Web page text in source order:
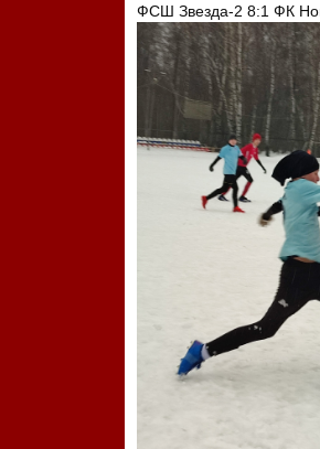
ФСШ Звезда-2 8:1 ФК